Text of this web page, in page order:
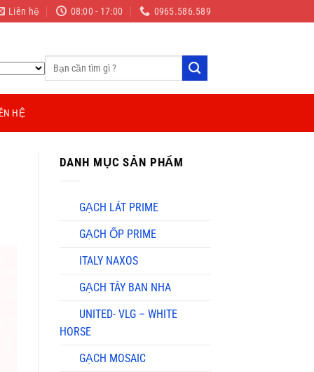
Liên hệ 08:00 - 17:00 0965.586.589
Tìm
kiếm:
HỆ
DANH MỤC SẢN PHẨM
GẠCH LÁT PRIME
GẠCH ỐP PRIME
ITALY NAXOS
GẠCH TÂY BAN NHA
UNITED- VLG – WHITE
HORSE
GẠCH MOSAIC